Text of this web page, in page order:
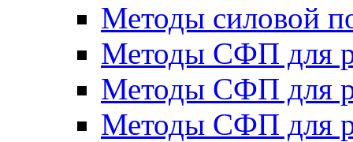
Методы силовой
Методы СФП для
Методы СФП для
Методы СФП для